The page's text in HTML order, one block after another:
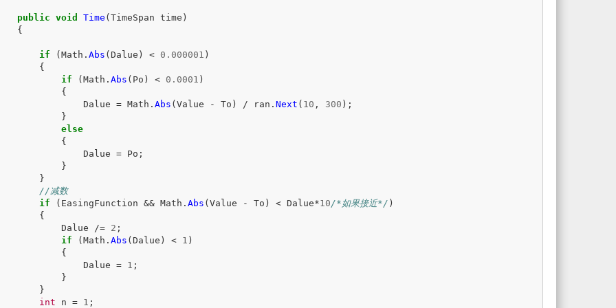
public void Time ( TimeSpan time )
{
if ( Math . Abs ( Dalue ) < 0.000001 )
{
if
( Math . Abs ( Po ) < 0.0001 )
{
Dalue = Math . Abs ( Value - To ) / ran . Next ( 10 , 300 );
}
else
{
Dalue = Po ;
}
}
//减数
if
( EasingFunction && Math . Abs ( Value - To ) < Dalue*10/*如果接近*/ )
{
Dalue
/= 2 ;
if
( Math . Abs ( Dalue ) < 1 )
{
Dalue = 1 ;
}
}
int
n = 1 ;